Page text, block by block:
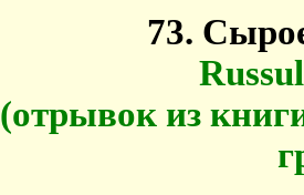
73.
(отрывок из